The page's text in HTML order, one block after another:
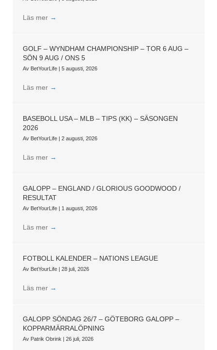
Läs mer →
GOLF – WYNDHAM CHAMPIONSHIP – TOR 6 AUG –
SÖN 9 AUG / ONS 5
Av BetYourLife | 5 augusti, 2026
Läs mer →
BASEBOLL USA – MLB – TIPS (KK) – SÄSONGEN
2026
Av BetYourLife | 2 augusti, 2026
Läs mer →
GALOPP – ENGLAND / GLORIOUS GOODWOOD /
RESULTAT
Av BetYourLife | 1 augusti, 2026
Läs mer →
FOTBOLL KALENDER – NATIONS LEAGUE
Av BetYourLife | 28 juli, 2026
Läs mer →
GALOPP SÖNDAG 26/7 – GÖTEBORG GALOPP –
KOPPARMÄRRALÖPNING
Av Patrik Obrink | 26 juli, 2026